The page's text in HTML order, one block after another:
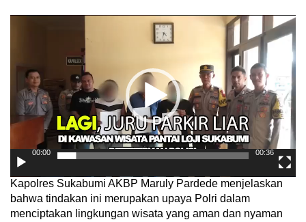
Pemutar
00:00 00:36
Kapolres Sukabumi AKBP Maruly Pardede menjelaskan
bahwa tindakan ini merupakan upaya Polri dalam
menciptakan lingkungan wisata yang aman dan nyaman